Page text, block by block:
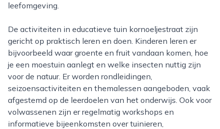
leefomgeving.
De activiteiten in educatieve tuin kornoeljestraat zijn
gericht op praktisch leren en doen. Kinderen leren er
bijvoorbeeld waar groente en fruit vandaan komen, hoe
je een moestuin aanlegt en welke insecten nuttig zijn
voor de natuur. Er worden rondleidingen,
seizoensactiviteiten en themalessen aangeboden, vaak
afgestemd op de leerdoelen van het onderwijs. Ook voor
volwassenen zijn er regelmatig workshops en
informatieve bijeenkomsten over tuinieren,